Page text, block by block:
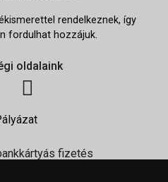
rendelkeznek, így
fordulhat hozzájuk.
oldalaink